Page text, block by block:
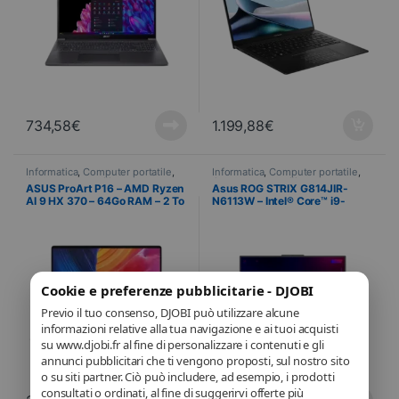
Cookie e preferenze pubblicitarie - DJOBI
Previo il tuo consenso, DJOBI può utilizzare alcune
informazioni relative alla tua navigazione e ai tuoi acquisti
su www.djobi.fr al fine di personalizzare i contenuti e gli
annunci pubblicitari che ti vengono proposti, sul nostro sito
o su siti partner. Ciò può includere, ad esempio, i prodotti
consultati o ordinati, al fine di suggerirvi offerte più
734,58€ 1.199,88€
Informatica, Computer portatile,
Computer portatili
ASUS ProArt P16 – AMD Ryzen
AI 9 HX 370 – 64Go RAM – 2 To
Informatica, Computer portatile,
Computer portatili
Asus ROG STRIX G814JIR-
N6113W – Intel® Core™ i9-